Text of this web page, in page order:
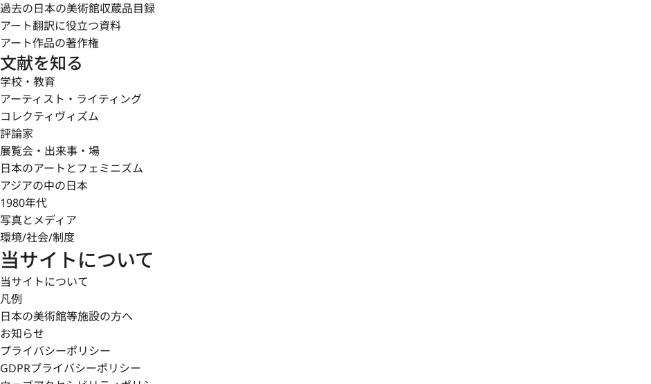
なお、東山は生前、1969年に日展出品作等の代表作を竹橋移転後の東京国立近代美術館に寄贈した。さらに
1987年に家蔵の本制作、習作、スケッチ、下図等を一括して長野県信濃美術館（現・長野県立美術館）に寄贈
し、それらを常設展示するための東山魁夷館が建てられている。
（鶴見 香織）（掲載日：2023-09-11）
註1
「ゆうぼし」の読みは『東山魁夷全作品集』（求龍堂, 2004年）1255番、および同作品を所蔵する長野県立美
術館による。
過去の日本の美術館収蔵品目録
アート翻訳に役立つ資料
アート作品の著作権
文献を知る
学校・教育
アーティスト・ライティング
コレクティヴィズム
評論家
展覧会・出来事・場
日本のアートとフェミニズム
アジアの中の日本
1980年代
写真とメディア
環境/社会/制度
当サイトについて
当サイトについて
凡例
日本の美術館等施設の方へ
お知らせ
プライバシーポリシー
GDPRプライバシーポリシー